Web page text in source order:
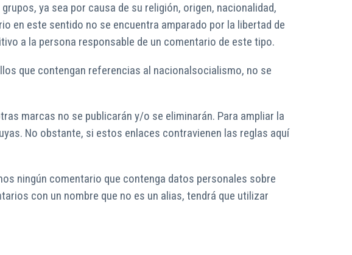
ya sea por causa de su religión, origen, nacionalidad,
en este sentido no se encuentra amparado por la libertad de
a la persona responsable de un comentario de este tipo.
que contengan referencias al nacionalsocialismo, no se
marcas no se publicarán y/o se eliminarán. Para ampliar la
No obstante, si estos enlaces contravienen las reglas aquí
ningún comentario que contenga datos personales sobre
con un nombre que no es un alias, tendrá que utilizar